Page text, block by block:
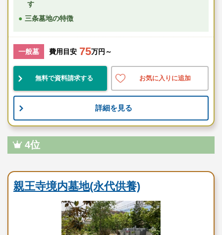
す
三条墓地の特徴
一般墓 費用目安 75万円～
無料で資料請求する お気に入りに追加
詳細を見る
4位
親王寺境内墓地(永代供養)